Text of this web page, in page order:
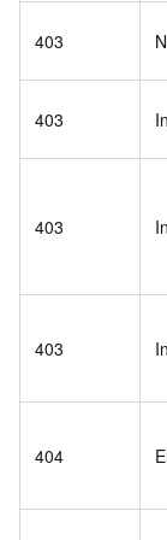
403
403
403
403
404